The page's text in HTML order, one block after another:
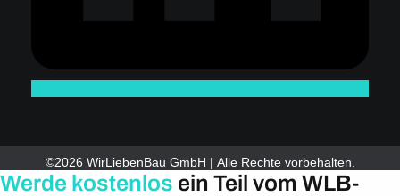
©2026 WirLiebenBau GmbH | Alle Rechte vorbehalten.
Werde kostenlos ein Teil vom WLB-